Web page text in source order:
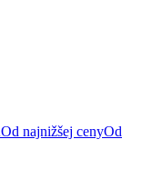
Od najnižšej cenyOd